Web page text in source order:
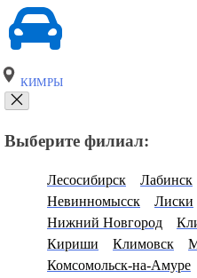
КИМРЫ
Выберите филиал:
Лесосибирск Лабинск
Невинномысск
Лиски
Нижний Новгород
Кириши
Климовск
Комсомольск-на-Амуре